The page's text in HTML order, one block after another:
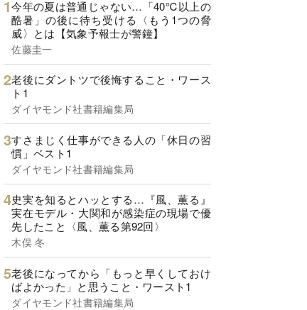
今年の夏は普通じゃない…「40℃以上の
酷暑」の後に待ち受ける〈もう1つの脅
威〉とは【気象予報士が警鐘】
佐藤圭一
老後にダントツで後悔すること・ワース
ト1
ダイヤモンド社書籍編集局
すさまじく仕事ができる人の「休日の習
慣」ベスト1
ダイヤモンド社書籍編集局
史実を知るとハッとする…『風、薫る』
実在モデル・大関和が感染症の現場で優
先したこと〈風、薫る第92回〉
木俣 冬
老後になってから「もっと早くしておけ
ばよかった」と思うこと・ワースト1
ダイヤモンド社書籍編集局